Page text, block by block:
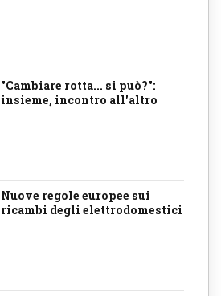
"Cambiare rotta... si può?":
insieme, incontro all'altro
Nuove regole europee sui
ricambi degli elettrodomestici